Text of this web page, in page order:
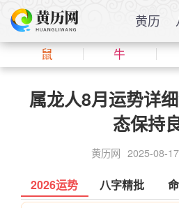
黄历
鼠 牛
属龙人8月运势详
态保持
黄历网 2025-08-
2026运势 八字精批